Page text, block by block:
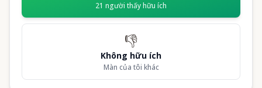
21 người thấy hữu ích
👎
Không hữu ích
Màn của tôi khác